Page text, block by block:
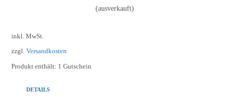
(ausverkauft)
inkl. MwSt.
zzgl.Versandkosten
Produkt enthält: 1Gutschein
DETAILS